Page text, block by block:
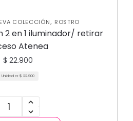
COLECCIÓN, ROSTRO
2 en 1 iluminador/ retirar
Atenea
$ 22.900
Unidad a: $ 22.900